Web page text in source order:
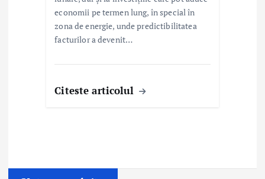
economii pe termen lung, în special în
zona de energie, unde predictibilitatea
facturilor a devenit…
Citeste articolul